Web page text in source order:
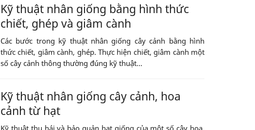
Kỹ thuật nhân giống bằng hình thức
chiết, ghép và giâm cành
Các bước trong kỹ thuật nhân giống cây cảnh bằng hình
thức chiết, giâm cành, ghép. Thực hiện chiết, giâm cành một
số cây cảnh thông thường đúng kỹ thuật...
Kỹ thuật nhân giống cây cảnh, hoa
cảnh từ hạt
Kỹ thuật thu hái và bảo quản hạt giống của một số cây hoa,